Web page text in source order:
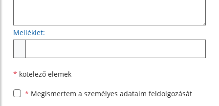
Melléklet:
* kötelező elemek
* Megismertem a személyes adataim feldolgozását